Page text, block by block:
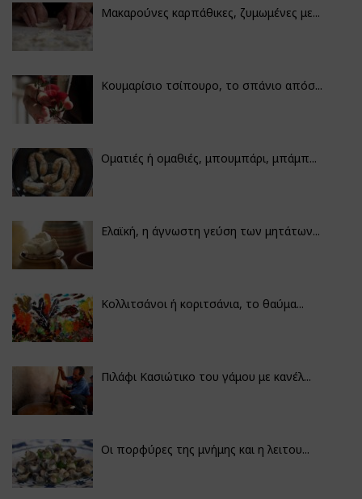
Μακαρούνες καρπάθικες, ζυμωμένες με...
Κουμαρίσιο τσίπουρο, το σπάνιο απόσ...
Οματιές ή ομαθιές, μπουμπάρι, μπάμπ...
Ελαϊκή, η άγνωστη γεύση των μητάτων...
Κολλιτσάνοι ή κοριτσάνια, το θαύμα...
Πιλάφι Κασιώτικο του γάμου με κανέλ...
Οι πορφύρες της μνήμης και η λειτου...